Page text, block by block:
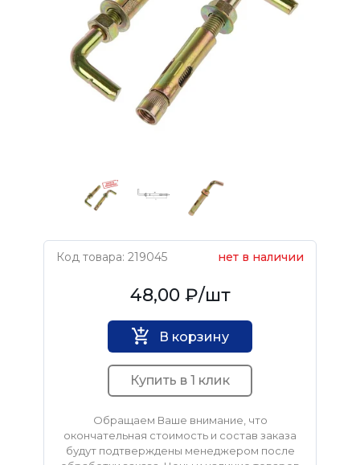
Код товара: 219045 нет в наличии
Нет бренда48,00 ₽/шт
В корзину
Купить в 1 клик
Обращаем Ваше внимание, что
окончательная стоимость и состав заказа
будут подтверждены менеджером после